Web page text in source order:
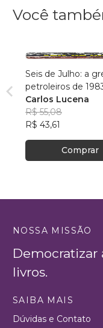
Você
Seis de Julho: a
petroleiros de
Carlos Lucena
R$ 55,08
R$ 43,61
Comprar
NOSSA MISSÃO
Democratizar
livros.
SAIBA MAIS
Dúvidas e Contato